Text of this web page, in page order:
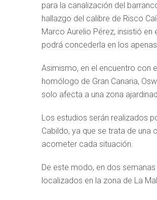
para la canalización del
hallazgo del calibre de Risco
Marco Aurelio Pérez, insistió
podrá concederla en los
Asimismo, en el encuentro con
homólogo de Gran Canaria,
solo afecta a una zona
Los estudios serán realizados
Cabildo, ya que se trata de
acometer cada situación.
De este modo, en dos
localizados en la zona de La